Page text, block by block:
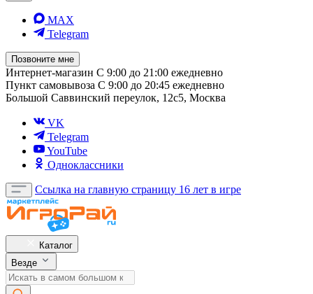
MAX
Telegram
Позвоните мне
Интернет-магазин С 9:00 до 21:00 ежедневно
Пункт самовывоза С 9:00 до 20:45 ежедневно
Большой Саввинский переулок, 12с5, Москва
VK
Telegram
YouTube
Одноклассники
Ссылка на главную страницу 16 лет в игре
Каталог
Везде